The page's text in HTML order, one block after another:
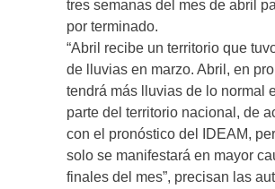
tres semanas del mes de abril
por terminado.
“Abril recibe un territorio que
de lluvias en marzo. Abril, en
tendrá más lluvias de lo normal
parte del territorio nacional, de
con el pronóstico del IDEAM,
solo se manifestará en mayor
finales del mes”, precisan las